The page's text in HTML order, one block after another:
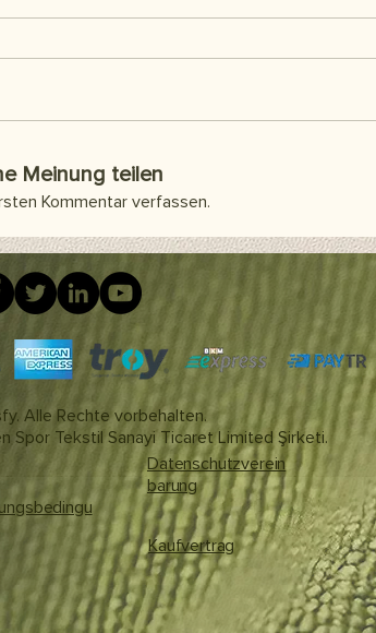
Meinung teilen
Kommentar verfassen.
Alle Rechte vorbehalten.
Spor Tekstil Sanayi Ticaret Limited Şirketi.
Datenschutzverein
barung
Kaufvertrag